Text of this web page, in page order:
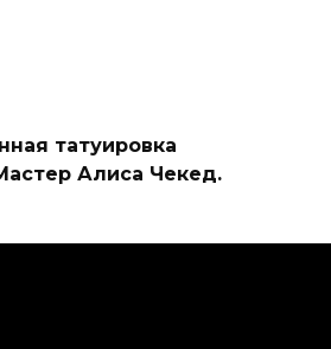
татуировка
Алиса Чекед.